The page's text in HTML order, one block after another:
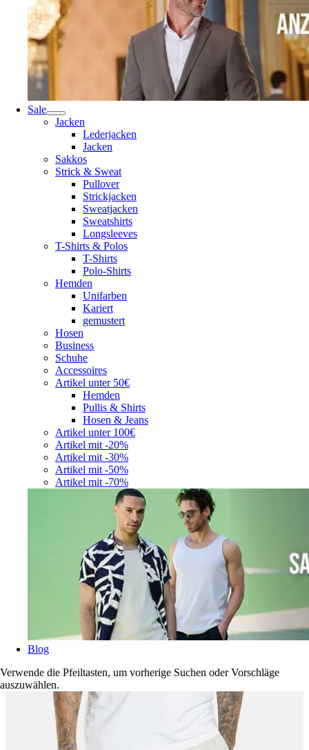
Sale
Jacken
Lederjacken
Jacken
Sakkos
Strick & Sweat
Pullover
Strickjacken
Sweatjacken
Sweatshirts
Longsleeves
T-Shirts & Polos
T-Shirts
Polo-Shirts
Hemden
Unifarben
Kariert
gemustert
Hosen
Business
Schuhe
Accessoires
Artikel unter 50€
Hemden
Pullis & Shirts
Hosen & Jeans
Artikel unter 100€
Artikel mit -20%
Artikel mit -30%
Artikel mit -50%
Artikel mit -70%
Blog
Verwende die Pfeiltasten, um vorherige Suchen oder Vorschläge
auszuwählen.